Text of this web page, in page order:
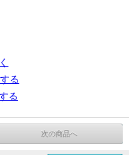
る
る
次の商品へ